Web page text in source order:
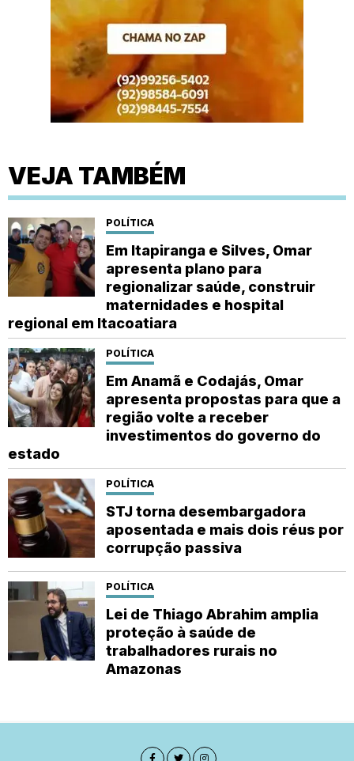
VEJA TAMBÉM
POLÍTICA
Em Itapiranga e Silves, Omar
apresenta plano para
regionalizar saúde, construir
maternidades e hospital
regional em Itacoatiara
POLÍTICA
Em Anamã e Codajás, Omar
apresenta propostas para que a
região volte a receber
investimentos do governo do
estado
POLÍTICA
STJ torna desembargadora
aposentada e mais dois réus por
corrupção passiva
POLÍTICA
Lei de Thiago Abrahim amplia
proteção à saúde de
trabalhadores rurais no
Amazonas